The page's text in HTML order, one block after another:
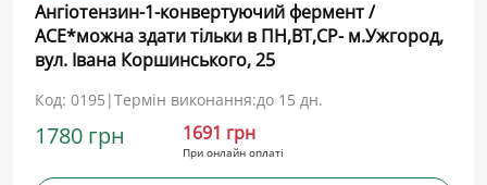
Ангіотензин-1-конвертуючий фермент /
АСЕ*можна здати тільки в ПН,ВТ,СР- м.Ужгород,
вул. Івана Коршинського, 25
Код: 0195 |Термін виконання:до 15 дн.
1780 грн 1691 грн
При онлайн оплаті